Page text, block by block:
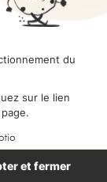
est
donné
a